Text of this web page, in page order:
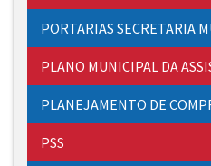
PORTARIAS SECRETARIA
PLANO MUNICIPAL DA
PLANEJAMENTO DE
PSS